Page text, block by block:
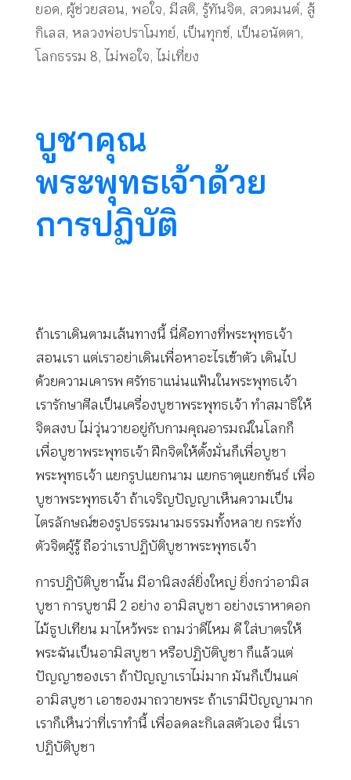
ยอด, ผู้ช่วยสอน, พอใจ, มีสติ, รู้ทันจิต, สวดมนต์, สู้
กิเลส, หลวงพ่อปราโมทย์, เป็นทุกข์, เป็นอนัตตา,
โลกธรรม 8, ไม่พอใจ, ไม่เที่ยง
บูชาคุณ
พระพุทธเจ้าด้วย
การปฏิบัติ
ถ้าเราเดินตามเส้นทางนี้ นี่คือทางที่พระพุทธเจ้า
สอนเรา แต่เราอย่าเดินเพื่อหาอะไรเข้าตัว เดินไป
ด้วยความเคารพ ศรัทธาแน่นแฟ้นในพระพุทธเจ้า
เรารักษาศีลเป็นเครื่องบูชาพระพุทธเจ้า ทำสมาธิให้
จิตสงบ ไม่วุ่นวายอยู่กับกามคุณอารมณ์ในโลกก็
เพื่อบูชาพระพุทธเจ้า ฝึกจิตให้ตั้งมั่นก็เพื่อบูชา
พระพุทธเจ้า แยกรูปแยกนาม แยกธาตุแยกขันธ์ เพื่อ
บูชาพระพุทธเจ้า ถ้าเจริญปัญญาเห็นความเป็น
ไตรลักษณ์ของรูปธรรมนามธรรมทั้งหลาย กระทั่ง
ตัวจิตผู้รู้ ถือว่าเราปฏิบัติบูชาพระพุทธเจ้า
การปฏิบัติบูชานั้น มีอานิสงส์ยิ่งใหญ่ ยิ่งกว่าอามิส
บูชา การบูชามี 2 อย่าง อามิสบูชา อย่างเราหาดอก
ไม้ธูปเทียน มาไหว้พระ ถามว่าดีไหม ดี ใส่บาตรให้
พระฉันเป็นอามิสบูชา หรือปฏิบัติบูชา ก็แล้วแต่
ปัญญาของเรา ถ้าปัญญาเราไม่มาก มันก็เป็นแค่
อามิสบูชา เอาของมาถวายพระ ถ้าเรามีปัญญามาก
เราก็เห็นว่าที่เราทำนี้ เพื่อลดละกิเลสตัวเอง นี่เรา
ปฏิบัติบูชา